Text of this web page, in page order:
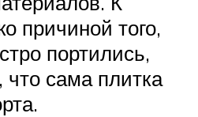
причиной того,
портились,
что сама плитка